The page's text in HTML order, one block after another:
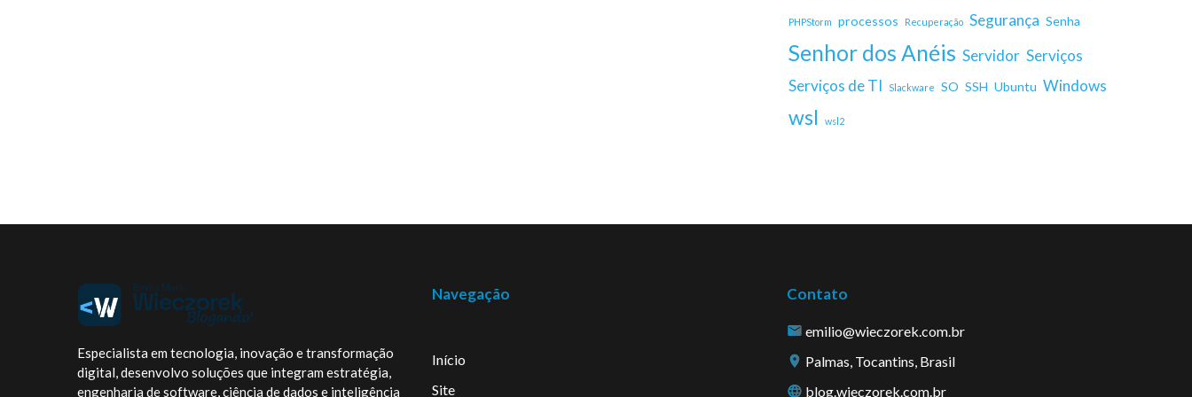
PHPStorm processos Recuperação Segurança Senha
Senhor dos Anéis Servidor Serviços
Serviços de TI
Slackware SO SSH Ubuntu Windows
wsl wsl2
Especialista em tecnologia, inovação e transformação
digital, desenvolvo soluções que integram estratégia,
engenharia de software, ciência de dados e inteligência
Navegação
Início
Site
Contato
emilio@wieczorek.com.br
Palmas, Tocantins, Brasil
blog.wieczorek.com.br